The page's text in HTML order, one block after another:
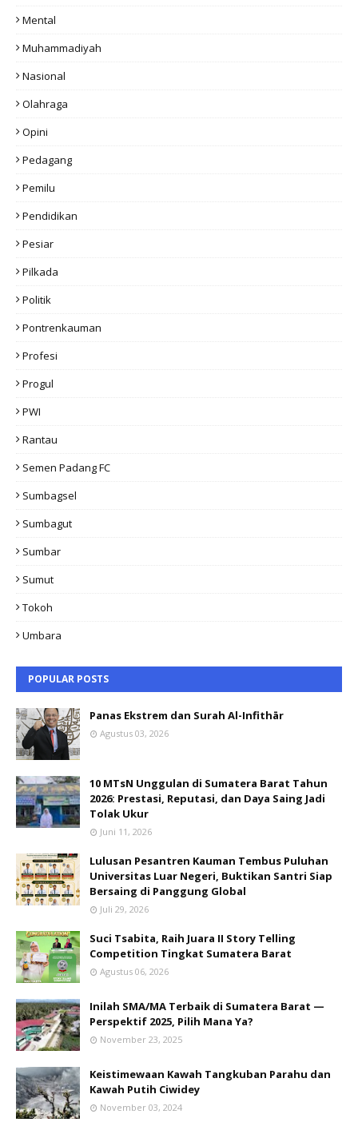
Mental
Muhammadiyah
Nasional
Olahraga
Opini
Pedagang
Pemilu
Pendidikan
Pesiar
Pilkada
Politik
Pontrenkauman
Profesi
Progul
PWI
Rantau
Semen Padang FC
Sumbagsel
Sumbagut
Sumbar
Sumut
Tokoh
Umbara
POPULAR POSTS
Panas Ekstrem dan Surah Al-Infithār
Agustus 03, 2026
10 MTsN Unggulan di Sumatera Barat Tahun
2026: Prestasi, Reputasi, dan Daya Saing Jadi
Tolak Ukur
Juni 11, 2026
Lulusan Pesantren Kauman Tembus Puluhan
Universitas Luar Negeri, Buktikan Santri Siap
Bersaing di Panggung Global
Juli 29, 2026
Suci Tsabita, Raih Juara II Story Telling
Competition Tingkat Sumatera Barat
Agustus 06, 2026
Inilah SMA/MA Terbaik di Sumatera Barat —
Perspektif 2025, Pilih Mana Ya?
November 23, 2025
Keistimewaan Kawah Tangkuban Parahu dan
Kawah Putih Ciwidey
November 03, 2024